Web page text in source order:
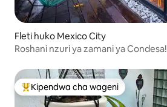
Fleti huko Mexico City
Roshani nzuri ya zamani ya Condesa!
Kipendwa maarufu cha wageni
Kipendwa cha wageni